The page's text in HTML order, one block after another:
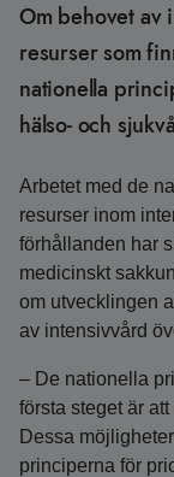
Om behovet av
resurser som
nationella
hälso- och
Arbetet med de
resurser inom
förhållanden har
medicinskt
om utvecklingen
av intensivvård
– De nationella
första steget är
Dessa
principerna för